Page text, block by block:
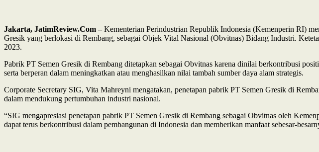
Jakarta, JatimReview.Com –Kementerian Perindustrian Republik Indonesia (Kemenperin RI)
Gresik yang berlokasi di Rembang, sebagai Objek Vital Nasional (Obvitnas) Bidang Industri.
2023.
Pabrik PT Semen Gresik di Rembang ditetapkan sebagai Obvitnas karena dinilai berkontribusi
serta berperan dalam meningkatkan atau menghasilkan nilai tambah sumber daya alam strategis.
Corporate Secretary SIG, Vita Mahreyni mengatakan, penetapan pabrik PT Semen Gresik di
dalam mendukung pertumbuhan industri nasional.
“SIG mengapresiasi penetapan pabrik PT Semen Gresik di Rembang sebagai Obvitnas oleh
dapat terus berkontribusi dalam pembangunan di Indonesia dan memberikan manfaat sebesar-